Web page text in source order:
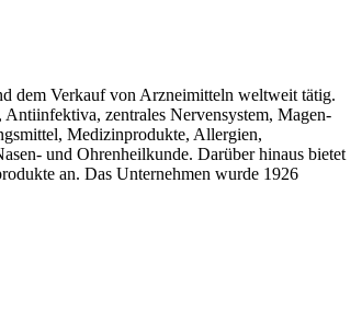
dem Verkauf von Arzneimitteln weltweit tätig.
zentrales Nervensystem, Magen-
Medizinprodukte, Allergien,
und Ohrenheilkunde. Darüber hinaus bietet
an. Das Unternehmen wurde 1926